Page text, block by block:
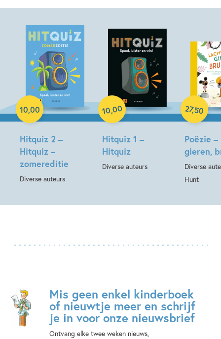
Hitquiz 2 –
Hitquiz –
zomereditie
Diverse auteurs
10,00
Paperback
Hitquiz 1 –
Hitquiz
Diverse auteurs
10,00
Paperback
Poëzie –
gieren,
Diverse
Hunt
27,50
Hardcover
Mis geen enkel kinderboek
of nieuwtje meer en schrijf
je in voor onze nieuwsbrief
Ontvang elke twee weken nieuws,